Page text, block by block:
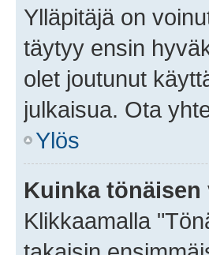
Ylläpitäjä on
täytyy ensin
olet joutunut
julkaisua. Ota
Ylös
Kuinka
Klikkaamalla